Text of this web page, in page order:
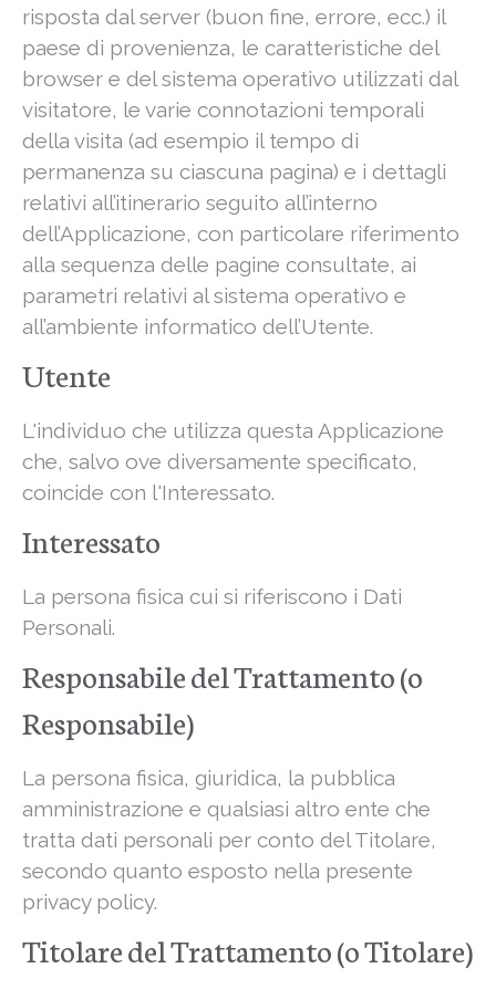
risposta dal server (buon fine, errore, ecc.) il
paese di provenienza, le caratteristiche del
browser e del sistema operativo utilizzati dal
visitatore, le varie connotazioni temporali
della visita (ad esempio il tempo di
permanenza su ciascuna pagina) e i dettagli
relativi all’itinerario seguito all’interno
dell’Applicazione, con particolare riferimento
alla sequenza delle pagine consultate, ai
parametri relativi al sistema operativo e
all’ambiente informatico dell’Utente.
Utente
L'individuo che utilizza questa Applicazione
che, salvo ove diversamente specificato,
coincide con l'Interessato.
Interessato
La persona fisica cui si riferiscono i Dati
Personali.
Responsabile del Trattamento (o
Responsabile)
La persona fisica, giuridica, la pubblica
amministrazione e qualsiasi altro ente che
tratta dati personali per conto del Titolare,
secondo quanto esposto nella presente
privacy policy.
Titolare del Trattamento (o Titolare)